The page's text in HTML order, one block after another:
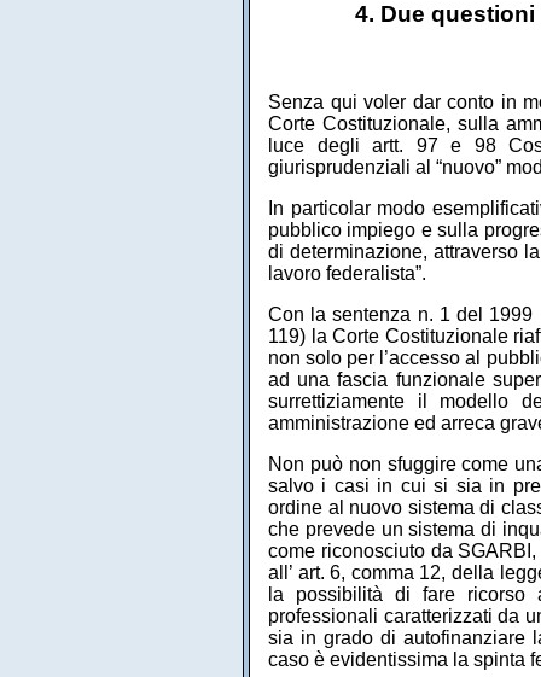
4. Due
Senza qui voler dar conto in
Corte Costituzionale, sulla
luce degli artt. 97 e 98
giurisprudenziali al “nuovo”
In particolar modo
pubblico impiego e sulla
di determinazione, attraverso
lavoro federalista”.
Con la sentenza n. 1 del
119) la Corte Costituzionale
non solo per l’accesso al
ad una fascia funzionale
surrettiziamente il modello
amministrazione ed arreca
Non può non sfuggire come
salvo i casi in cui si sia in
ordine al nuovo sistema di
che prevede un sistema di
come riconosciuto da
all’ art. 6, comma 12, della
la possibilità di fare ricorso
professionali caratterizzati da
sia in grado di autofinanziare
caso è evidentissima la spinta